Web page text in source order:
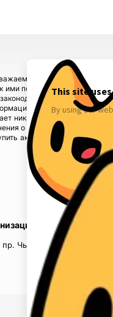
покупатели,
пользоваться! Если у
предупреждая, что
законов и не
о происхождении
аккаунты инстаграм,
в России.
Чынгыз Айтматов,